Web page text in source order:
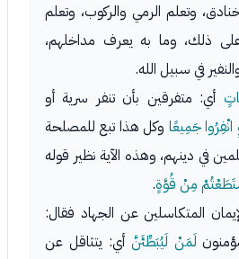
وتعلم الرمي والركوب، وتعلم
ذلك، وما به يعرف مداخلهم،
في سبيل الله.
أي: متفرقين بأن تنفر سرية أو
انْفِرُوا جَمِيعًا وكل هذا تبع للمصلحة
في دينهم، وهذه الآية نظير قوله
مِنْ قُوَّةٍ.
المتكاسلين عن الجهاد فقال:
لَمَنْ لَيُبَطِّئَنَّ أي: يتثاقل عن